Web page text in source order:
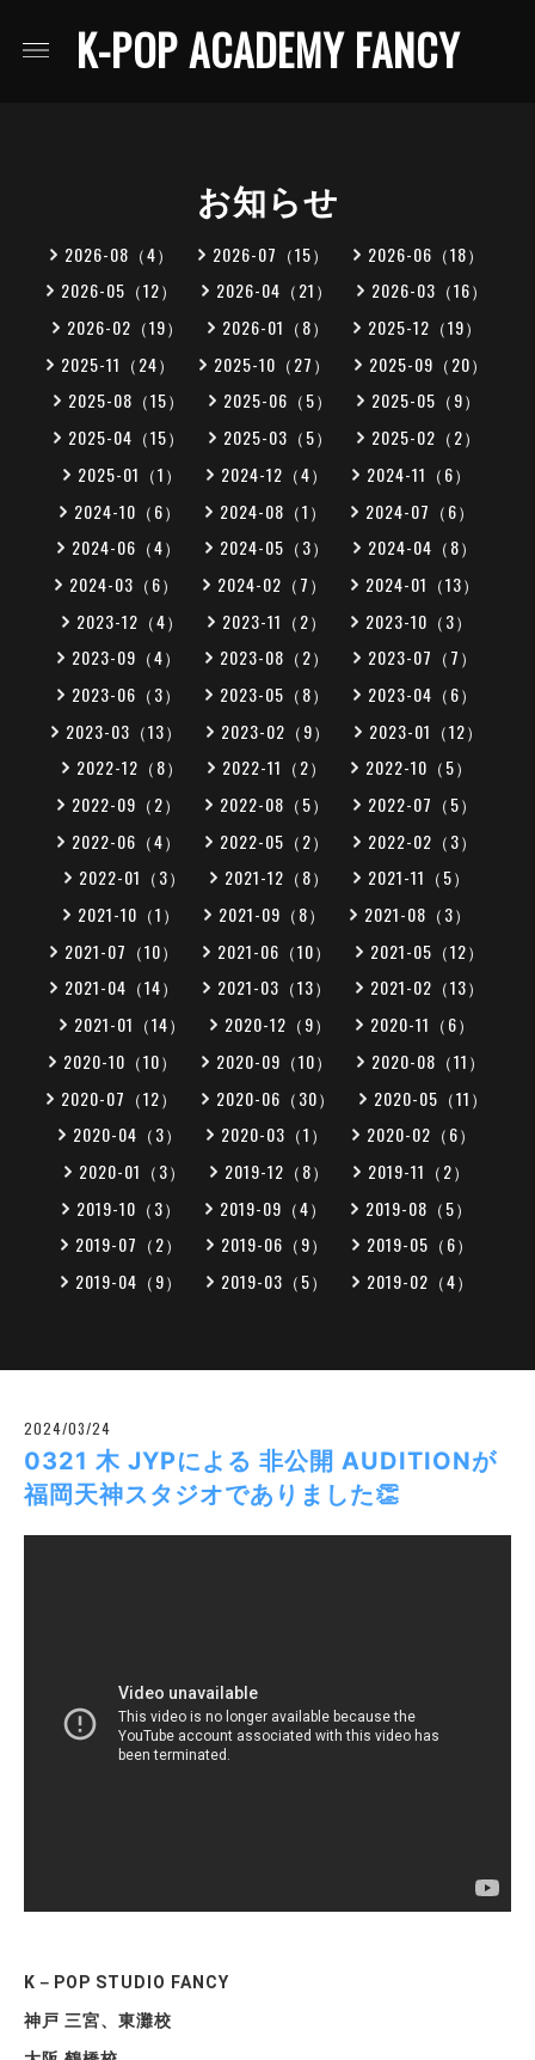
K-POP ACADEMY FANCY
お知らせ
2026-08（4） 2026-07（15）
2026-06（18）
2026-05（12）
2026-04（21）
2026-03（16）
2026-02（19）
2026-01（8）
2025-12（19）
2025-11（24）
2025-10（27）
2025-09（20）
2025-08（15）
2025-06（5）
2025-05（9）
2025-04（15）
2025-03（5）
2025-02（2）
2025-01（1）
2024-12（4）
2024-11（6）
2024-10（6）
2024-08（1）
2024-07（6）
2024-06（4）
2024-05（3）
2024-04（8）
2024-03（6）
2024-02（7）
2024-01（13）
2023-12（4）
2023-11（2）
2023-10（3）
2023-09（4）
2023-08（2）
2023-07（7）
2023-06（3）
2023-05（8）
2023-04（6）
2023-03（13）
2023-02（9）
2023-01（12）
2022-12（8）
2022-11（2）
2022-10（5）
2022-09（2）
2022-08（5）
2022-07（5）
2022-06（4）
2022-05（2）
2022-02（3）
2022-01（3）
2021-12（8）
2021-11（5）
2021-10（1）
2021-09（8）
2021-08（3）
2021-07（10）
2021-06（10）
2021-05（12）
2021-04（14）
2021-03（13）
2021-02（13）
2021-01（14）
2020-12（9）
2020-11（6）
2020-10（10）
2020-09（10）
2020-08（11）
2020-07（12）
2020-06（30）
2020-05（11）
2020-04（3）
2020-03（1）
2020-02（6）
2020-01（3）
2019-12（8）
2019-11（2）
2019-10（3）
2019-09（4）
2019-08（5）
2019-07（2）
2019-06（9）
2019-05（6）
2019-04（9）
2019-03（5） 2019-02（4）
2024/03/24
0321 木 JYPによる 非公開 AUDITIONが
福岡天神スタジオでありました👏
K－POP STUDIO FANCY
神戸 三宮、東灘校